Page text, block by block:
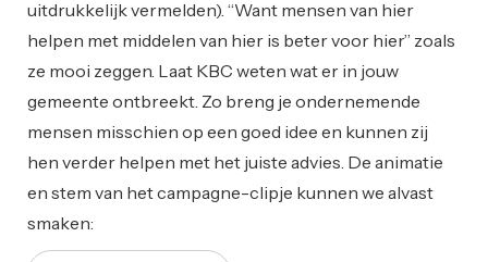
uitdrukkelijk vermelden). “Want mensen van hier
helpen met middelen van hier is beter voor hier” zoals
ze mooi zeggen. Laat KBC weten wat er in jouw
gemeente ontbreekt. Zo breng je ondernemende
mensen misschien op een goed idee en kunnen zij
hen verder helpen met het juiste advies. De animatie
en stem van het campagne-clipje kunnen we alvast
smaken: